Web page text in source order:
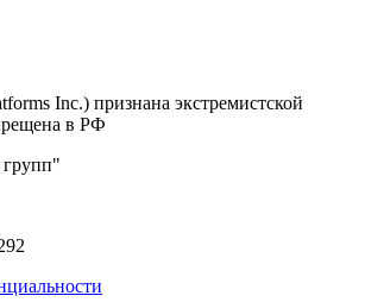
Inc.) признана экстремистской
в РФ